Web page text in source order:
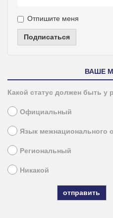
Отпишите меня
Подписаться
ВАШЕ
Какой статус должен быть у
Официальный
Язык межнационального
Региональный
Никакой